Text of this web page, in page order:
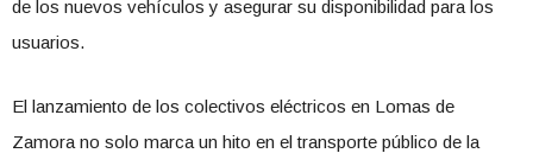
de los nuevos vehículos y asegurar su disponibilidad para los
usuarios.
El lanzamiento de los colectivos eléctricos en Lomas de
Zamora no solo marca un hito en el transporte público de la